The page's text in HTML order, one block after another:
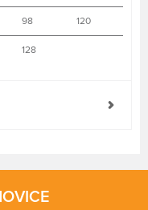
98 120
128